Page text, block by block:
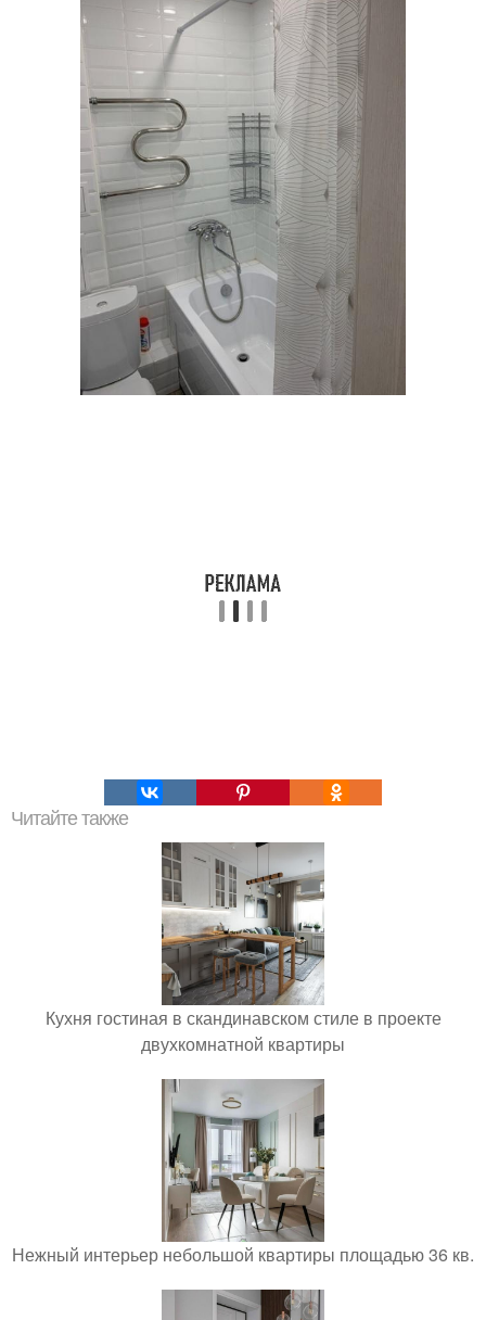
Читайте также
Кухня гостиная в скандинавском стиле в проекте
двухкомнатной квартиры
Нежный интерьер небольшой квартиры площадью 36 кв.